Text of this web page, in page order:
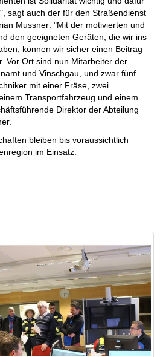
sagt auch der für den Straßendienst
Mussner: "Mit der motivierten und
den geeigneten Geräten, die wir ins
können wir sicher einen Beitrag
Vor Ort sind nun Mitarbeiter der
und Vinschgau, und zwar fünf
mit einer Fräse, zwei
Transportfahrzeug und einem
Direktor der Abteilung
bleiben bis voraussichtlich
im Einsatz.